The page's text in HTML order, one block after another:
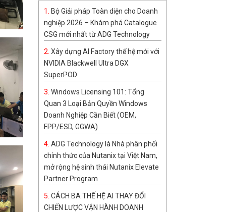
Bộ Giải pháp Toàn diện cho Doanh
nghiệp 2026 – Khám phá Catalogue
CSG mới nhất từ ADG Technology
Xây dựng AI Factory thế hệ mới với
NVIDIA Blackwell Ultra DGX
SuperPOD
Windows Licensing 101: Tổng
Quan 3 Loại Bản Quyền Windows
Doanh Nghiệp Cần Biết (OEM,
FPP/ESD, GGWA)
ADG Technology là Nhà phân phối
chính thức của Nutanix tại Việt Nam,
mở rộng hệ sinh thái Nutanix Elevate
Partner Program
CÁCH BA THẾ HỆ AI THAY ĐỔI
CHIẾN LƯỢC VẬN HÀNH DOANH